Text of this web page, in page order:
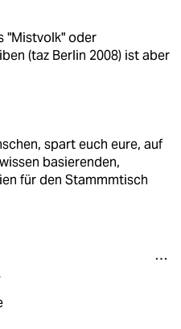
"Mistvolk" oder
(taz Berlin 2008) ist aber
spart euch eure, auf
basierenden,
für den Stammmtisch